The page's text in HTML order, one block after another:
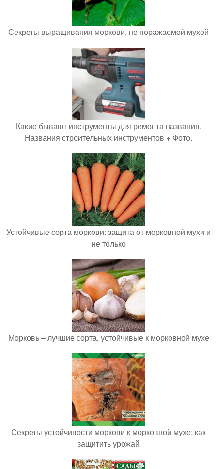
Секреты выращивания моркови, не поражаемой мухой
Какие бывают инструменты для ремонта названия.
Названия строительных инструментов + Фото.
Устойчивые сорта моркови: защита от морковной мухи и
не только
Морковь – лучшие сорта, устойчивые к морковной мухе
Секреты устойчивости моркови к морковной мухе: как
защитить урожай